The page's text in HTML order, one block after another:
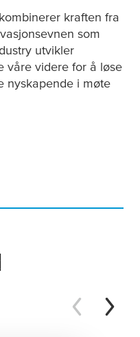
kraften fra
som
utvikler
våre videre for å løse
nyskapende i møte